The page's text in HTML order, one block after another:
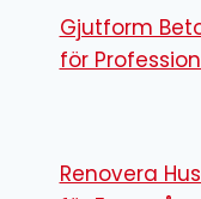
Gjutform
för
Renovera